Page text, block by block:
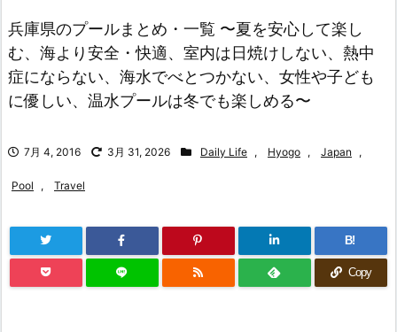
兵庫県のプールまとめ・一覧 〜夏を安心して楽し
む、海より安全・快適、室内は日焼けしない、熱中
症にならない、海水でべとつかない、女性や子ども
に優しい、温水プールは冬でも楽しめる〜
7月 4, 2016 3月 31, 2026 Daily Life , Hyogo , Japan ,
Pool , Travel
B!
Copy